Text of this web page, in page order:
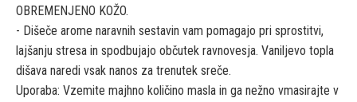
OBREMENJENO KOŽO.
- Dišeče arome naravnih sestavin vam pomagajo pri sprostitvi,
lajšanju stresa in spodbujajo občutek ravnovesja. Vaniljevo topla
dišava naredi vsak nanos za trenutek sreče.
Uporaba: Vzemite majhno količino masla in ga nežno vmasirajte v